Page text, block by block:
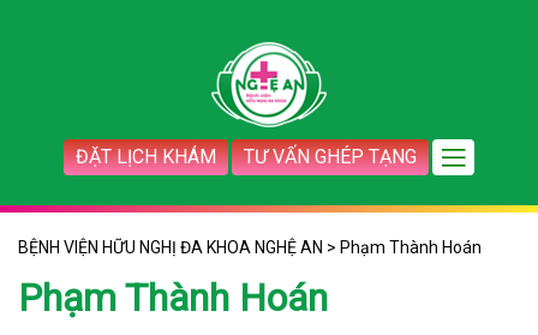
ĐẶT LỊCH KHÁM TƯ VẤN GHÉP TẠNG
BỆNH VIỆN HỮU NGHỊ ĐA KHOA NGHỆ AN > Phạm Thành Hoán
Phạm Thành Hoán